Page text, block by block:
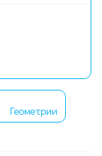
Геометрии